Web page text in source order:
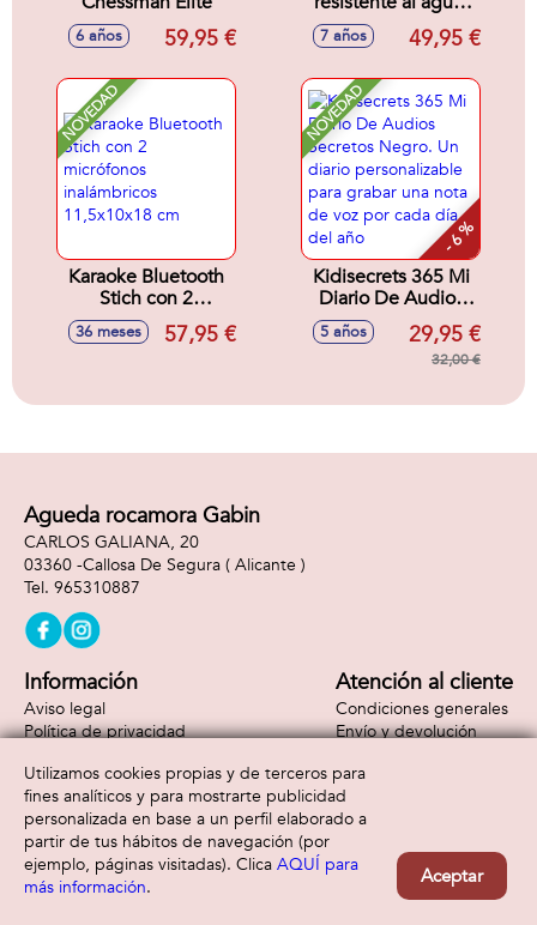
6 años 59,95 €
sumergible hasta 3
metros, Photo
7 años 49,95 €
NOVEDAD
Karaoke Bluetooth
Stich con 2
micrófonos
inalámbricos
36 meses 57,95 €
NOVEDAD
- 6 %
Kidisecrets 365 Mi
Diario De Audios
Secretos Negro. Un
diario
personalizable para
voz por cada día
5 años 29,95 €
32,00 €
Agueda rocamora Gabin
CARLOS GALIANA, 20
03360 -Callosa De Segura ( Alicante )
965310887
Información
Aviso legal
Política de privacidad
Atención al cliente
Condiciones generales
Envío y devolución
Formas de pago
Utilizamos cookies propias y de terceros para
fines analíticos y para mostrarte publicidad
personalizada en base a un perfil elaborado a
partir de tus hábitos de navegación (por
ejemplo, páginas visitadas). Clica AQUÍ para
más información.
Aceptar